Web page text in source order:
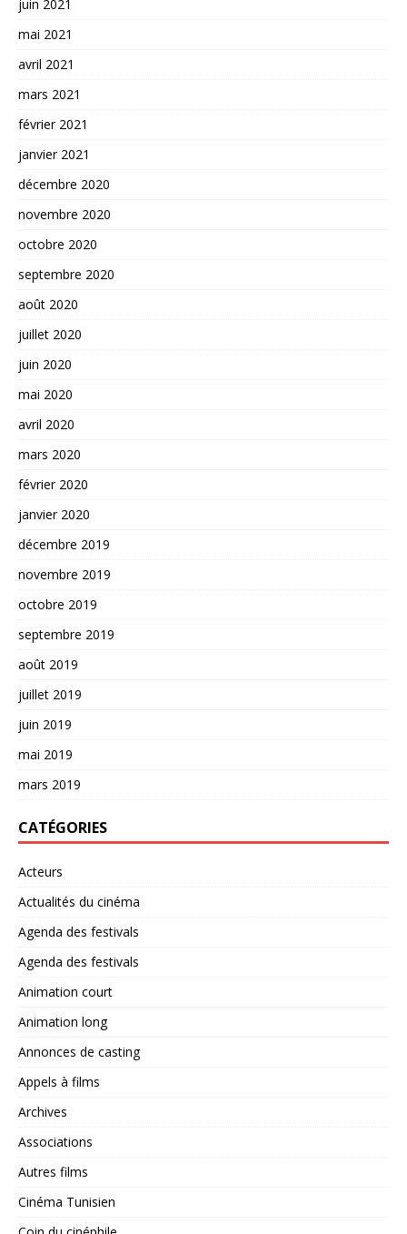
juin 2021
mai 2021
avril 2021
mars 2021
février 2021
janvier 2021
décembre 2020
novembre 2020
octobre 2020
septembre 2020
août 2020
juillet 2020
juin 2020
mai 2020
avril 2020
mars 2020
février 2020
janvier 2020
décembre 2019
novembre 2019
octobre 2019
septembre 2019
août 2019
juillet 2019
juin 2019
mai 2019
mars 2019
CATÉGORIES
Acteurs
Actualités du cinéma
Agenda des festivals
Agenda des festivals
Animation court
Animation long
Annonces de casting
Appels à films
Archives
Associations
Autres films
Cinéma Tunisien